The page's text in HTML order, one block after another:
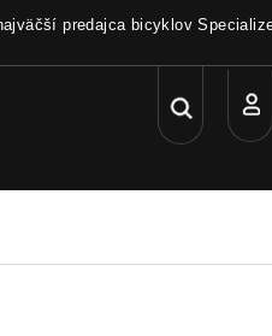
predajca bicyklov
Hľadať